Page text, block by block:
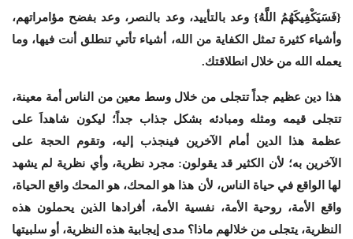
{فَسَيَكْفِيكَهُمُ اللَّهُ} وعد بالتأييد، وعد بالنصر، وعد بفضح مؤامراتهم،
وأشياء كثيرة تمثل الكفاية من الله، أشياء تأتي تنطلق أنت فيها، وما
يعمله الله من خلال انطلاقتك.
هذا دين عظيم جداً تتجلى من خلال وسط معين من الناس أمة معينة،
تتجلى قيمه ومثله ومبادئه بشكل جذاب جداً؛ ليكون شاهداَ على
عظمة هذا الدين أمام الآخرين فينجذب إليه، وتقوم الحجة على
الآخرين به؛ لأن الكثير قد يقولون: مجرد نظرية، وأي نظرية لم يشهد
لها الواقع في حياة الناس، لأن هذا هو المحك، هو المحك واقع الحياة،
واقع الأمة، روحية الأمة، نفسية الأمة، أفرادها الذين يحملون هذه
النظرية، يتجلى من خلالهم ماذا؟ مدى إيجابية هذه النظرية، أو سلبيتها